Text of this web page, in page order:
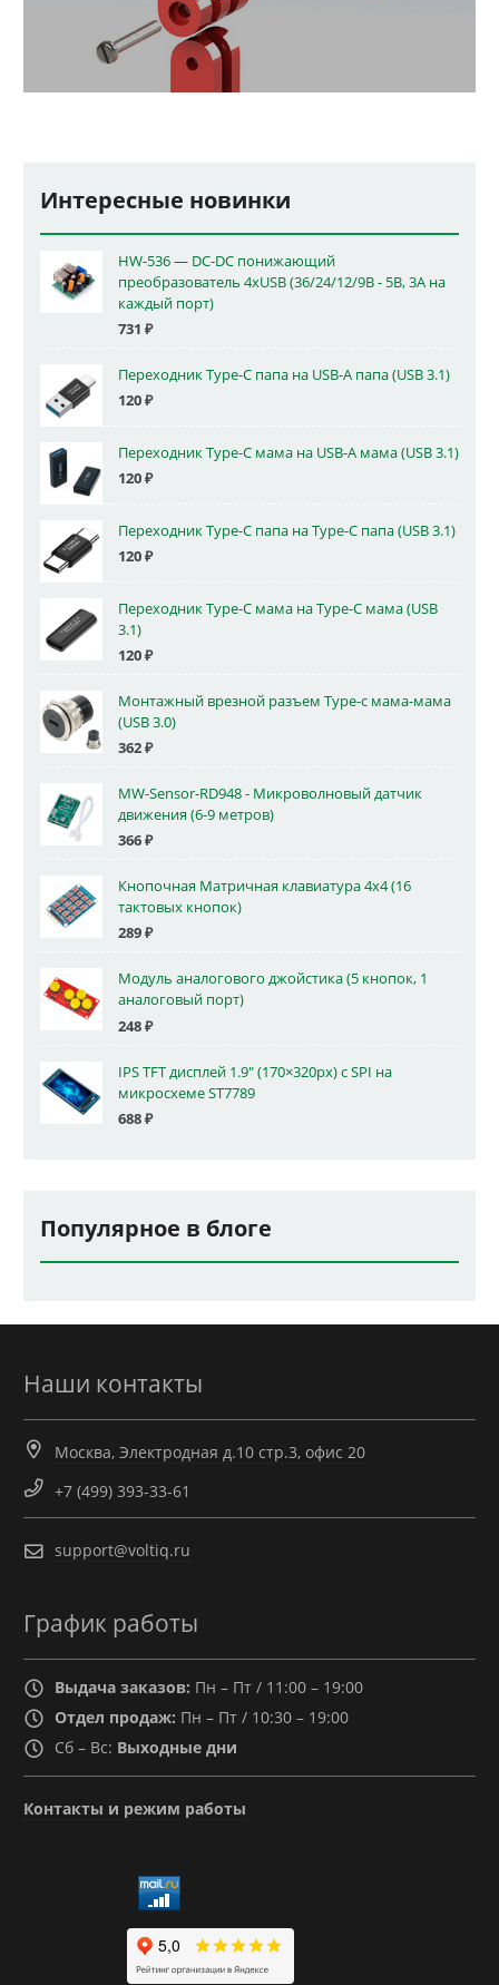
Интересные новинки
HW-536 — DC-DC понижающий
преобразователь 4xUSB (36/24/12/9В - 5В, 3А на
каждый порт)
731 ₽
Переходник Type-C папа на USB-A папа (USB 3.1)
120₽
Переходник Type-C мама на USB-A мама (USB 3.1)
120₽
Переходник Type-C папа на Type-C папа (USB 3.1)
120₽
Переходник Type-C мама на Type-C мама (USB
3.1)
120₽
Монтажный врезной разъем Type-c мама-мама
(USB 3.0)
362₽
MW-Sensor-RD948 - Микроволновый датчик
движения (6-9 метров)
366₽
Кнопочная Матричная клавиатура 4x4 (16
тактовых кнопок)
289₽
Модуль аналогового джойстика (5 кнопок, 1
аналоговый порт)
248₽
IPS TFT дисплей 1.9" (170×320px) с SPI на
микросхеме ST7789
688₽
Популярное в блоге
Наши контакты
Москва, Электродная д.10 стр.3, офис 20
+7 (499) 393-33-61
support@voltiq.ru
График работы
Выдача заказов: Пн – Пт / 11:00 – 19:00
Отдел продаж: Пн – Пт / 10:30 – 19:00
Сб – Вс: Выходные дни
Контакты и режим работы